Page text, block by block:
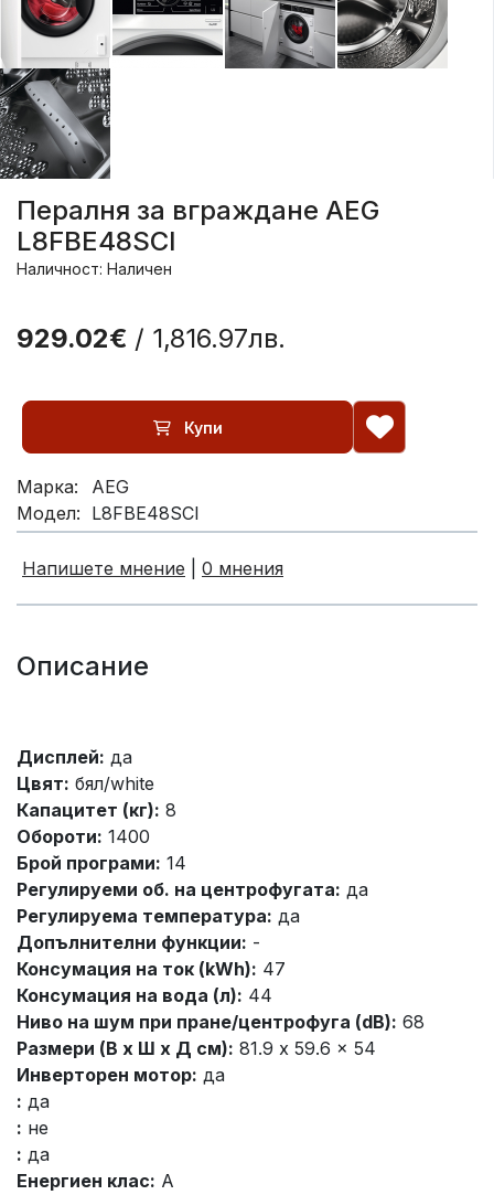
Пералня за вграждане AEG
L8FBE48SCI
Наличност: Наличен
929.02€ / 1,816.97лв.
Купи
Марка:
AEG
Модел: L8FBE48SCI
Напишете мнение 0 мнения
Описание
Дисплей: да
Цвят: бял/white
Капацитет (кг): 8
Обороти: 1400
Брой програми: 14
Регулируеми об. на центрофугата: да
Регулируема температура: да
Допълнителни функции: -
Консумация на ток (kWh): 47
Консумация на вода (л): 44
Ниво на шум при пране/центрофуга (dB): 68
Размери (В x Ш x Д см): 81.9 x 59.6 x 54
Инверторен мотор: да
: да
: не
: да
Енергиен клас: A